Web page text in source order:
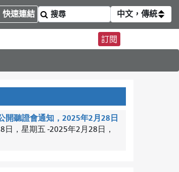
快速連結 中文，傳統
訂閱
開聽證會通知，2025年2月28日
日，星期五 -2025年2月28日，